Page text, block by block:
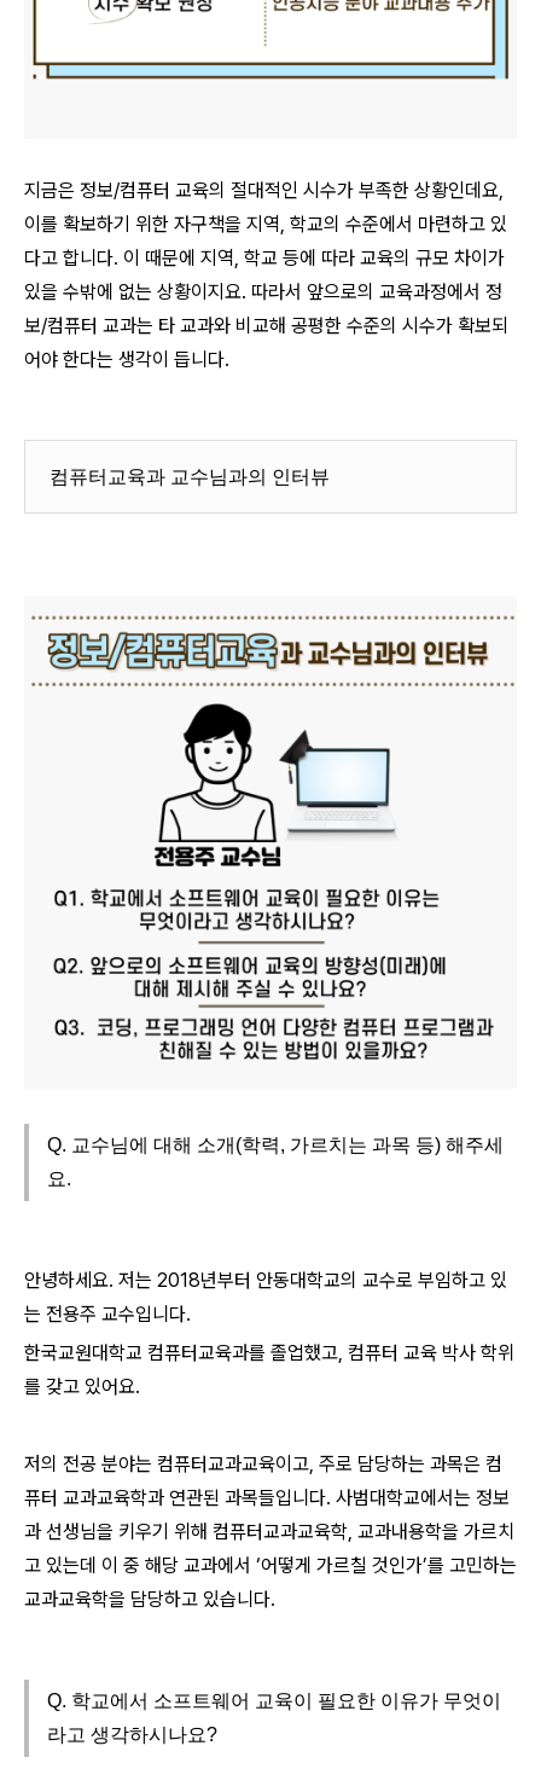
지금은 정보/컴퓨터 교육의 절대적인 시수가 부족한 상황인데요,
이를 확보하기 위한 자구책을 지역, 학교의 수준에서 마련하고 있
다고 합니다. 이 때문에 지역, 학교 등에 따라 교육의 규모 차이가
있을 수밖에 없는 상황이지요. 따라서 앞으로의 교육과정에서 정
보/컴퓨터 교과는 타 교과와 비교해 공평한 수준의 시수가 확보되
어야 한다는 생각이 듭니다.
컴퓨터교육과 교수님과의 인터뷰
Q. 교수님에 대해 소개(학력, 가르치는 과목 등) 해주세
요.
안녕하세요. 저는 2018년부터 안동대학교의 교수로 부임하고 있
는 전용주 교수입니다.
한국교원대학교 컴퓨터교육과를 졸업했고, 컴퓨터 교육 박사 학위
를 갖고 있어요.
저의 전공 분야는 컴퓨터교과교육이고, 주로 담당하는 과목은 컴
퓨터 교과교육학과 연관된 과목들입니다. 사범대학교에서는 정보
과 선생님을 키우기 위해 컴퓨터교과교육학, 교과내용학을 가르치
고 있는데 이 중 해당 교과에서 ‘어떻게 가르칠 것인가’를 고민하는
교과교육학을 담당하고 있습니다.
Q. 학교에서 소프트웨어 교육이 필요한 이유가 무엇이
라고 생각하시나요?